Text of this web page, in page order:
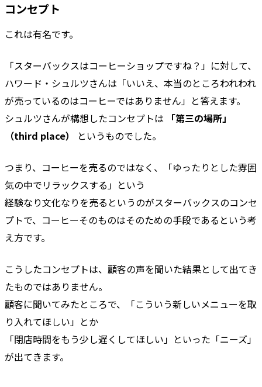
コンセプト
これは有名です。
「スターバックスはコーヒーショップですね？」に対して、
ハワード・シュルツさんは「いいえ、本当のところわれわれ
が売っているのはコーヒーではありません」と答えます。
シュルツさんが構想したコンセプトは
「第三の場所」
（third place）
というものでした。
つまり、コーヒーを売るのではなく、「ゆったりとした雰囲
気の中でリラックスする」という
経験なり文化なりを売るというのがスターバックスのコンセ
プトで、コーヒーそのものはそのための手段であるという考
え方です。
こうしたコンセプトは、顧客の声を聞いた結果として出てき
たものではありません。
顧客に聞いてみたところで、「こういう新しいメニューを取
り入れてほしい」とか
「閉店時間をもう少し遅くしてほしい」といった「ニーズ」
が出てきます。